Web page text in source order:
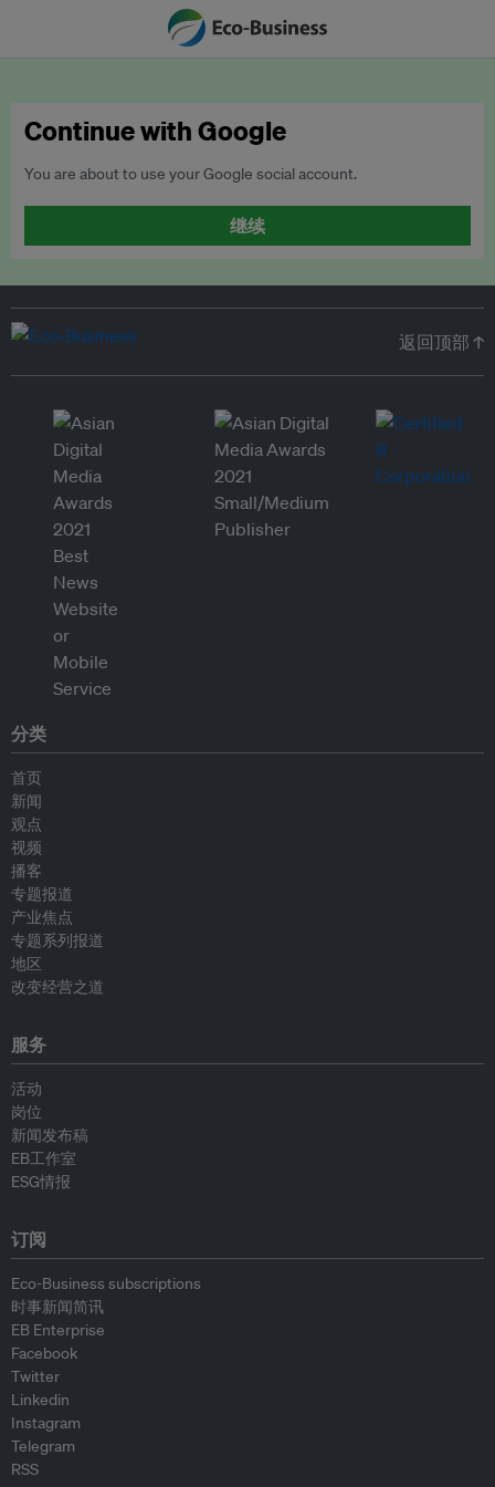
Continue with Google
You are about to use your Google social account.
继续
返回顶部 ↑
分类
首页
新闻
观点
视频
播客
专题报道
产业焦点
专题系列报道
地区
改变经营之道
服务
活动
岗位
新闻发布稿
EB工作室
ESG情报
订阅
Eco-Business subscriptions
时事新闻简讯
EB Enterprise
Facebook
Twitter
Linkedin
Instagram
Telegram
RSS